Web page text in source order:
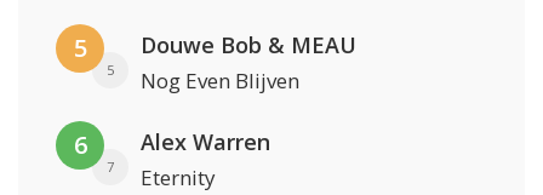
5
5
Douwe Bob & MEAU
Nog Even Blijven
6
7
Alex Warren
Eternity